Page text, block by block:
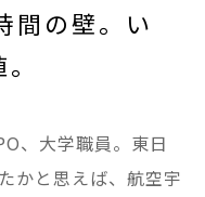
間の壁。い
、大学職員。東日
かと思えば、航空宇